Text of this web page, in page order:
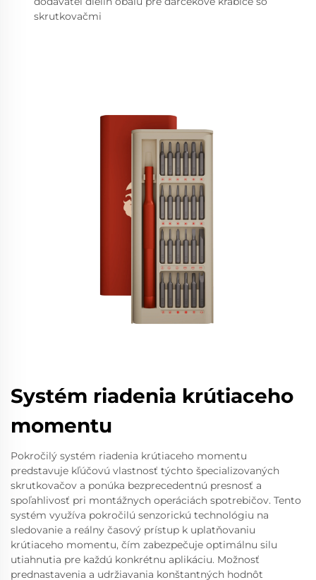
skrutkovačmi
Systém riadenia krútiaceho
momentu
Pokročilý systém riadenia krútiaceho momentu
predstavuje kľúčovú vlastnosť týchto špecializovaných
skrutkovačov a ponúka bezprecedentnú presnosť a
spoľahlivosť pri montážnych operáciách spotrebičov. Tento
systém využíva pokročilú senzorickú technológiu na
sledovanie a reálny časový prístup k uplatňovaniu
krútiaceho momentu, čím zabezpečuje optimálnu silu
utiahnutia pre každú konkrétnu aplikáciu. Možnosť
prednastavenia a udržiavania konštantných hodnôt